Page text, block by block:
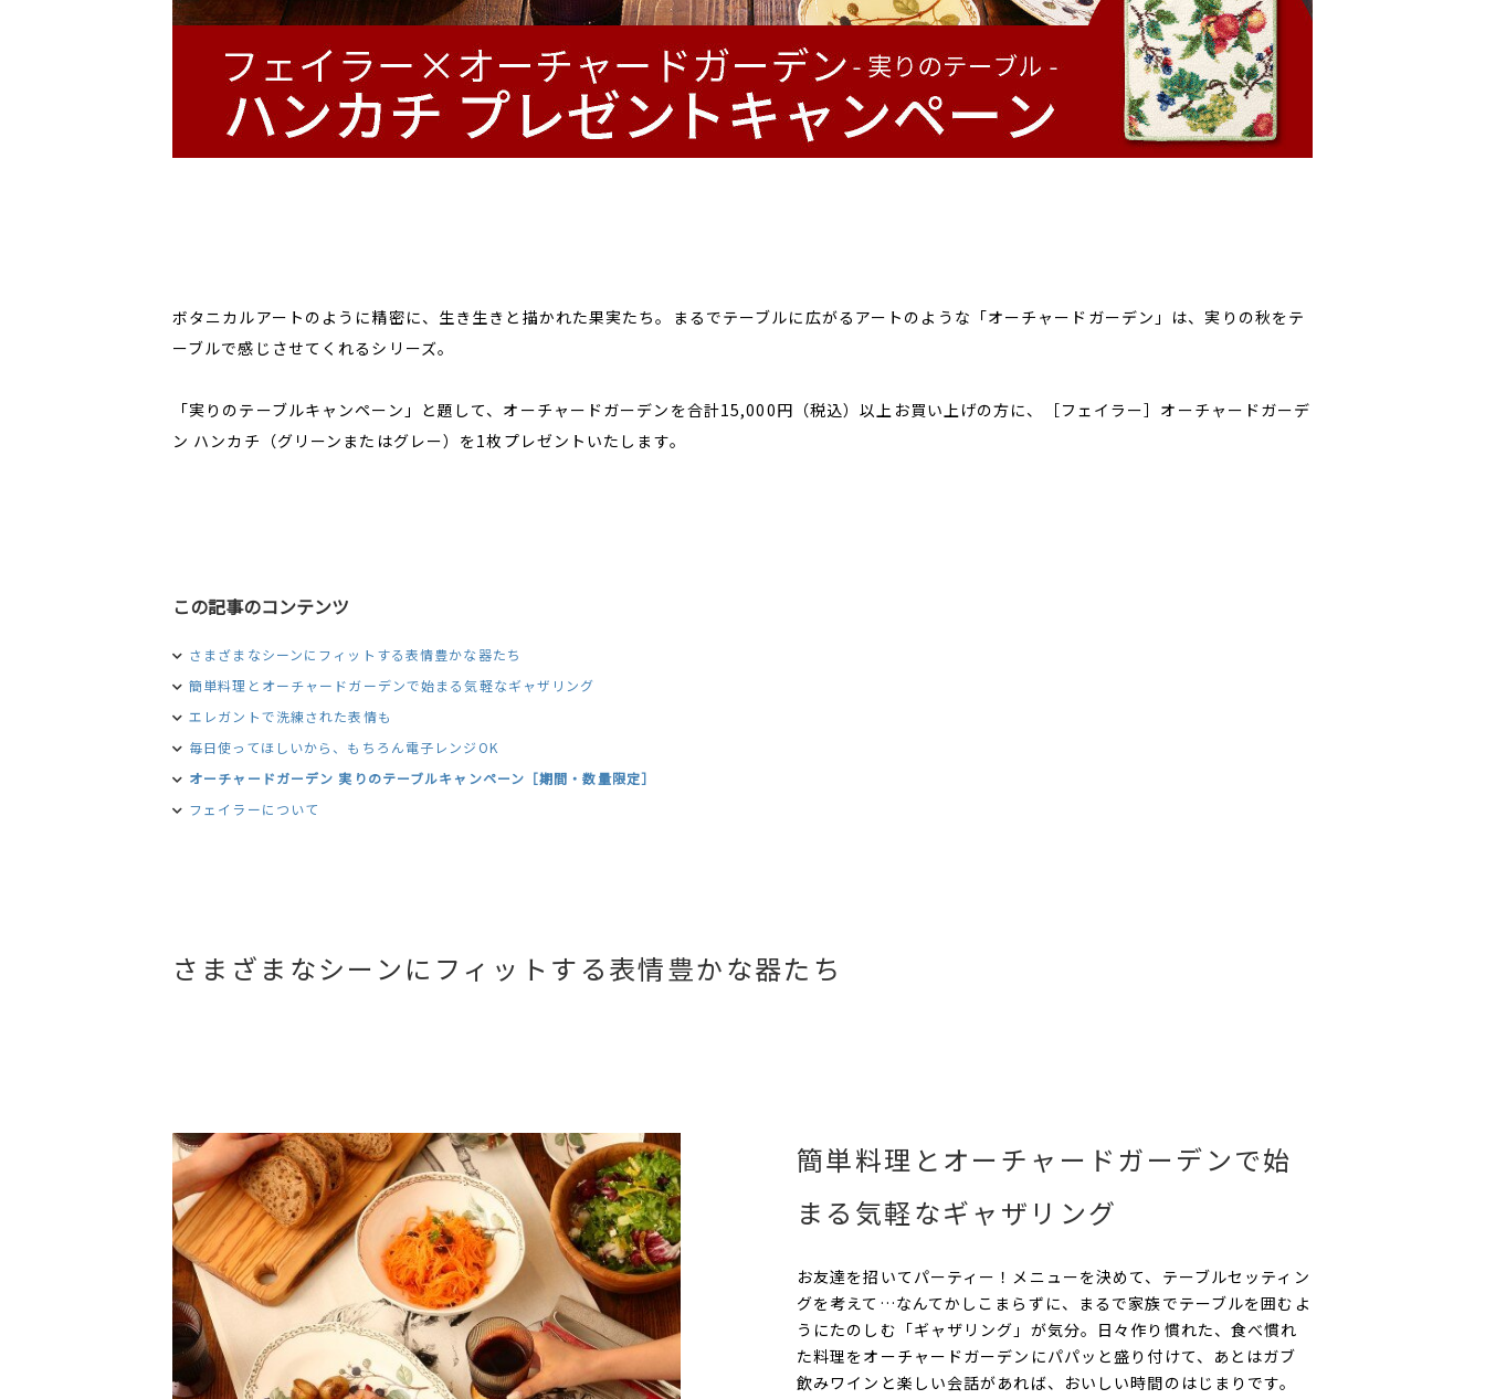
ボタニカルアートのように精密に、生き生きと描かれた果実たち。まるでテーブルに広がるアートのような「オーチャードガーデン」は、実りの秋をテ
ーブルで感じさせてくれるシリーズ。
「実りのテーブルキャンペーン」と題して、オーチャードガーデンを合計15,000円（税込）以上お買い上げの方に、［フェイラー］オーチャードガーデ
ン ハンカチ（グリーンまたはグレー）を1枚プレゼントいたします。
この記事のコンテンツ
さまざまなシーンにフィットする表情豊かな器たち
簡単料理とオーチャードガーデンで始まる気軽なギャザリング
エレガントで洗練された表情も
毎日使ってほしいから、もちろん電子レンジOK
オーチャードガーデン 実りのテーブルキャンペーン［期間・数量限定］
フェイラーについて
さまざまなシーンにフィットする表情豊かな器たち
簡単料理とオーチャードガーデンで始
まる気軽なギャザリング
お友達を招いてパーティー！メニューを決めて、テーブルセッティン
グを考えて…なんてかしこまらずに、まるで家族でテーブルを囲むよ
うにたのしむ「ギャザリング」が気分。日々作り慣れた、食べ慣れ
た料理をオーチャードガーデンにパパッと盛り付けて、あとはガブ
飲みワインと楽しい会話があれば、おいしい時間のはじまりです。